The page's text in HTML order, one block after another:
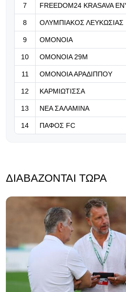
σπουδαία
Τόσα λεφτά θα
του
Στρεφέτσα
7 FREEDOM24 KRASAVA
8 ΟΛΥΜΠΙΑΚΟΣ ΛΕΥΚΩΣΙΑΣ
9 ΟΜΟΝΟΙΑ
10 ΟΜΟΝΟΙΑ 29Μ
11 ΟΜΟΝΟΙΑ ΑΡΑΔΙΠΠΟΥ
12 ΚΑΡΜΙΩΤΙΣΣΑ
13 ΝΕΑ ΣΑΛΑΜΙΝΑ
14 ΠΑΦΟΣ FC
ΔΙΑΒΆΖΟΝΤΑΙ ΤΏΡΑ